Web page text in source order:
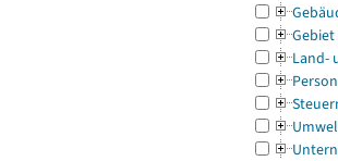
Gebiet
Land-